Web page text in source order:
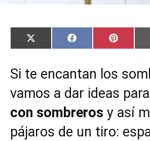
C
o
a
r
i
e
n
X
(
i
t
e
)
C
o
a
r
i
e
n
F
a
b
o
k
C
o
a
r
i
e
n
P
i
e
r
s
Si te encantan los
vamos a dar ideas para
con sombreros y así
pájaros de un tiro: